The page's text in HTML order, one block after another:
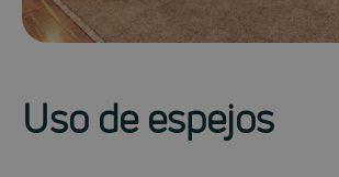
Uso de espejos